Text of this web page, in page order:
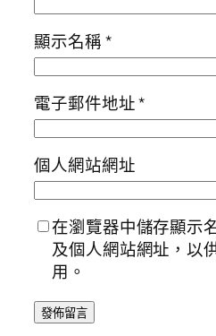
顯示名稱*
電子郵件地址*
個人網站網址
在瀏覽器中儲存顯示
及個人網站網址，以
用。